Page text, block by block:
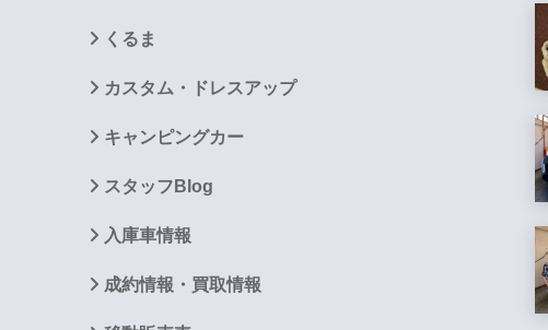
くるま
カスタム・ドレスアップ
キャンピングカー
スタッフBlog
入庫車情報
成約情報・買取情報